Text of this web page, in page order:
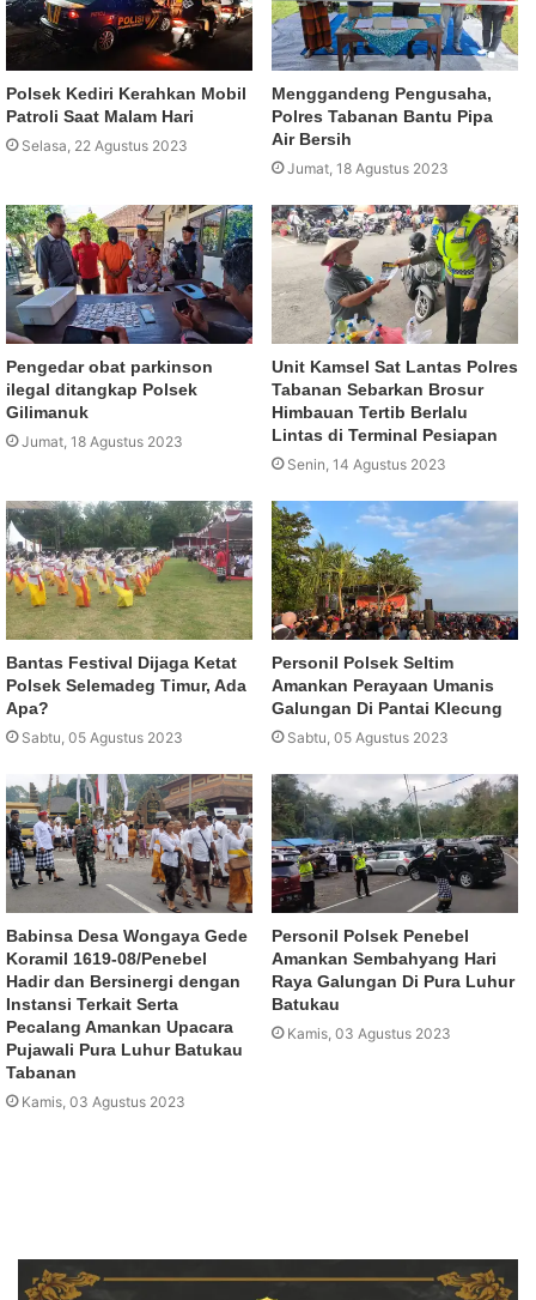
Polsek Kediri Kerahkan Mobil
Patroli Saat Malam Hari
Selasa, 22 Agustus 2023
Menggandeng Pengusaha,
Polres Tabanan Bantu Pipa
Air Bersih
Jumat, 18 Agustus 2023
Pengedar obat parkinson
ilegal ditangkap Polsek
Gilimanuk
Jumat, 18 Agustus 2023
Unit Kamsel Sat Lantas Polres
Tabanan Sebarkan Brosur
Himbauan Tertib Berlalu
Lintas di Terminal Pesiapan
Senin, 14 Agustus 2023
Bantas Festival Dijaga Ketat
Polsek Selemadeg Timur, Ada
Apa?
Sabtu, 05 Agustus 2023
Personil Polsek Seltim
Amankan Perayaan Umanis
Galungan Di Pantai Klecung
Sabtu, 05 Agustus 2023
Babinsa Desa Wongaya Gede
Koramil 1619-08/Penebel
Hadir dan Bersinergi dengan
Instansi Terkait Serta
Pecalang Amankan Upacara
Pujawali Pura Luhur Batukau
Tabanan
Kamis, 03 Agustus 2023
Personil Polsek Penebel
Amankan Sembahyang Hari
Raya Galungan Di Pura Luhur
Batukau
Kamis, 03 Agustus 2023